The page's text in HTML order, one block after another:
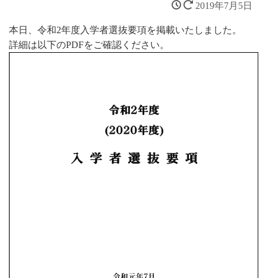
2019年7月5日
本日、令和2年度入学者選抜要項を掲載いたしました。
詳細は以下のPDFをご確認ください。